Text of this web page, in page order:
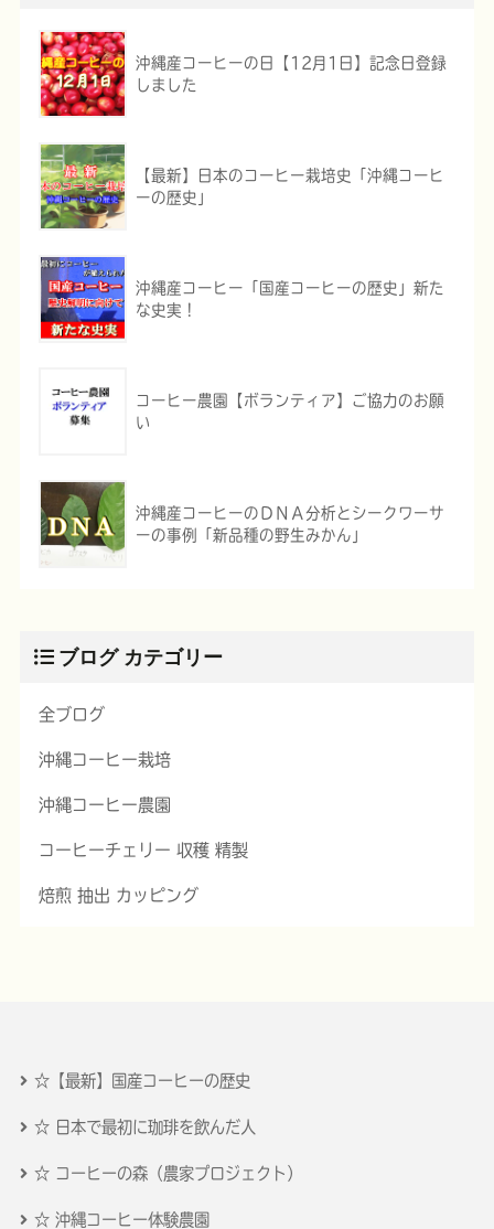
沖縄産コーヒーの日【12月1日】記念日登録
しました
【最新】日本のコーヒー栽培史「沖縄コーヒ
ーの歴史」
沖縄産コーヒー「国産コーヒーの歴史」新た
な史実！
コーヒー農園【ボランティア】ご協力のお願
い
沖縄産コーヒーのＤＮＡ分析とシークワーサ
ーの事例「新品種の野生みかん」
ブログ カテゴリー
全ブログ
沖縄コーヒー栽培
沖縄コーヒー農園
コーヒーチェリー 収穫 精製
焙煎 抽出 カッピング
☆【最新】国産コーヒーの歴史
☆ 日本で最初に珈琲を飲んだ人
☆ コーヒーの森（農家プロジェクト）
☆ 沖縄コーヒー体験農園